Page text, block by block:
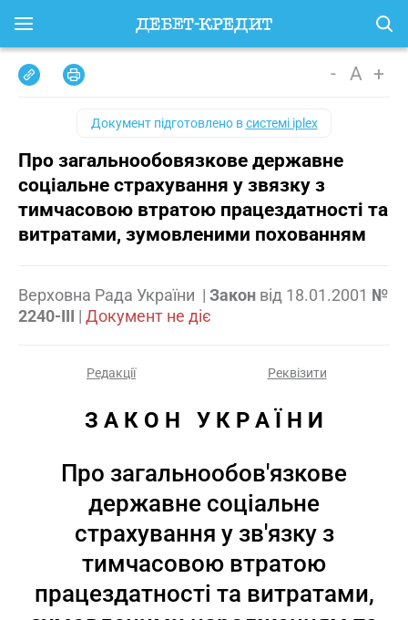
- A +
Документ підготовлено всистемі iplex
Про загальнообовязкове державне
соціальне страхування у звязку з
тимчасовою втратою працездатності та
витратами, зумовленими похованням
Верховна Рада України | Закон від 18.01.2001 №
2240-III | Документ не діє
Редакції Реквізити
З А К О Н   У К Р А Ї Н И
Про загальнообов'язкове
державне соціальне
страхування у зв'язку з
тимчасовою втратою
працездатності та витратами,